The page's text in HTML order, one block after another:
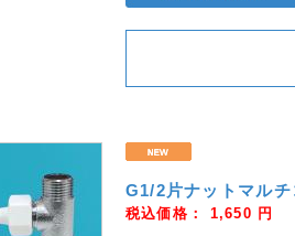
G1/2片ナットマル
税込価格： 1,650 円